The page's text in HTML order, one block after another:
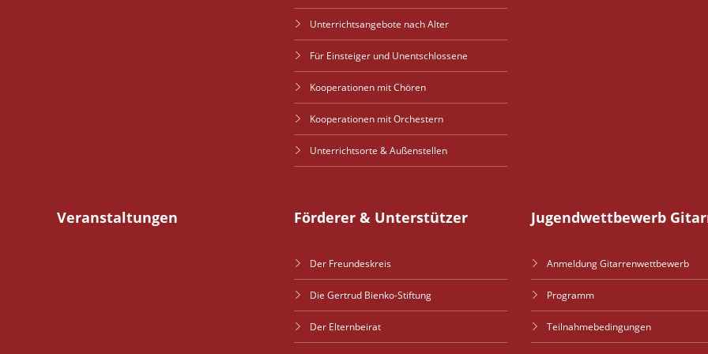
Unterrichtsangebote nach Alter
Für Einsteiger und Unentschlossene
Kooperationen mit Chören
Kooperationen mit Orchestern
Unterrichtsorte & Außenstellen
Veranstaltungen Förderer & Unterstützer
Der Freundeskreis
Die Gertrud Bienko-Stiftung
Der Elternbeirat
Jugendwettbewerb
Anmeldung Gitarrenwettbewerb
Programm
Teilnahmebedingungen